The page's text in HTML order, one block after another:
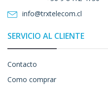
info@trxtelecom.cl
SERVICIO AL CLIENTE
Contacto
Como comprar